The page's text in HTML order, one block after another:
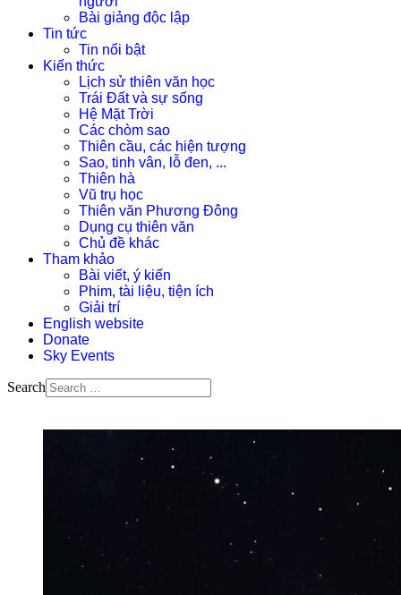
Bài giảng độc lập
Tin tức
Tin nổi bật
Kiến thức
Lịch sử thiên văn học
Trái Đất và sự sống
Hệ Mặt Trời
Các chòm sao
Thiên cầu, các hiện tượng
Sao, tinh vân, lỗ đen, ...
Thiên hà
Vũ trụ học
Thiên văn Phương Đông
Dụng cụ thiên văn
Chủ đề khác
Tham khảo
Bài viết, ý kiến
Phim, tài liệu, tiện ích
Giải trí
English website
Donate
Sky Events
Search